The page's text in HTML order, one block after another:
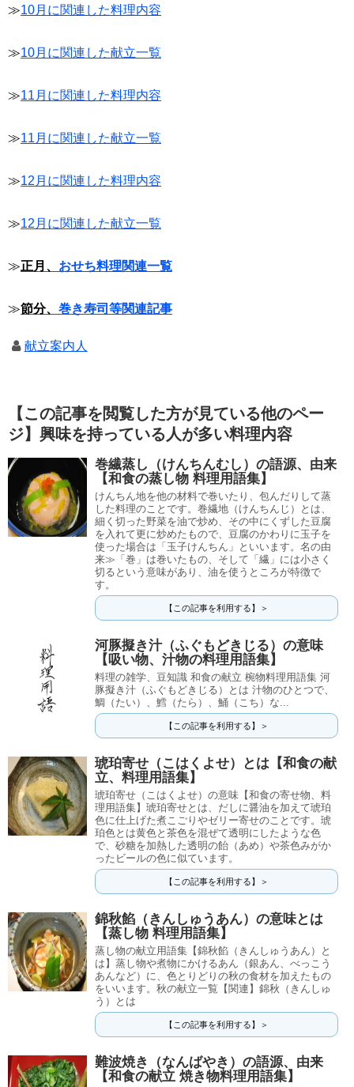
≫10月に関連した料理内容
≫10月に関連した献立一覧
≫11月に関連した料理内容
≫11月に関連した献立一覧
≫12月に関連した料理内容
≫12月に関連した献立一覧
≫正月、 おせち料理関連一覧
≫節分、 巻き寿司等関連記事
献立案内人
【この記事を閲覧した方が見ている他のペー
ジ】興味を持っている人が多い料理内容
巻繊蒸し（けんちんむし）の語源、由来
【和食の蒸し物 料理用語集】
けんちん地を他の材料で巻いたり、包んだりして蒸
した料理のことです。巻繊地（けんちんじ）とは、
細く切った野菜を油で炒め、その中にくずした豆腐
を入れて更に炒めたもので、豆腐のかわりに玉子を
使った場合は「玉子けんちん」といいます。名の由
来≫「巻」は巻いたもの、そして「繊」には小さく
切るという意味があり、油を使うところが特徴で
す。
【この記事を利用する】＞
河豚擬き汁（ふぐもどきじる）の意味
【吸い物、汁物の料理用語集】
料理の雑学、豆知識 和食の献立 椀物料理用語集 河
豚擬き汁（ふぐもどきじる）とは 汁物のひとつで、
鯛（たい）、鱈（たら）、鯒（こち）な...
【この記事を利用する】＞
琥珀寄せ（こはくよせ）とは【和食の献
立、料理用語集】
琥珀寄せ（こはくよせ）の意味【和食の寄せ物、料
理用語集】琥珀寄せとは、だしに醤油を加えて琥珀
色に仕上げた煮こごりやゼリー寄せのことです。琥
珀色とは黄色と茶色を混ぜて透明にしたような色
で、砂糖を加熱した透明の飴（あめ）や茶色みがか
ったビールの色に似ています。
【この記事を利用する】＞
錦秋餡（きんしゅうあん）の意味とは
【蒸し物 料理用語集】
蒸し物の献立用語集【錦秋餡（きんしゅうあん）と
は】蒸し物や煮物にかけるあん（銀あん、べっこう
あんなど）に、色とりどりの秋の食材を加えたもの
をいいます。秋の献立一覧【関連】錦秋（きんしゅ
う）とは
【この記事を利用する】＞
難波焼き（なんばやき）の語源、由来
【和食の献立 焼き物料理用語集】